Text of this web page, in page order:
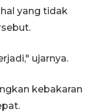
yang tidak
ujarnya.
kebakaran